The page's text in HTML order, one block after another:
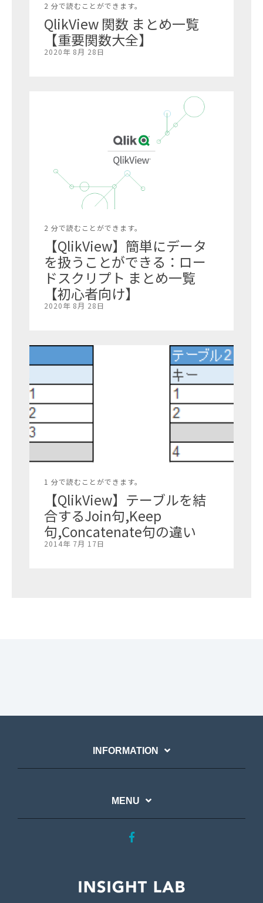
2 分で読むことができます。
QlikView 関数 まとめ一覧
【重要関数大全】
2020年 8月 28日
2 分で読むことができます。
【QlikView】簡単にデータ
を扱うことができる：ロー
ドスクリプト まとめ一覧
【初心者向け】
2020年 8月 28日
1 分で読むことができます。
【QlikView】テーブルを結
合するJoin句,Keep
句,Concatenate句の違い
2014年 7月 17日
INFORMATION
MENU